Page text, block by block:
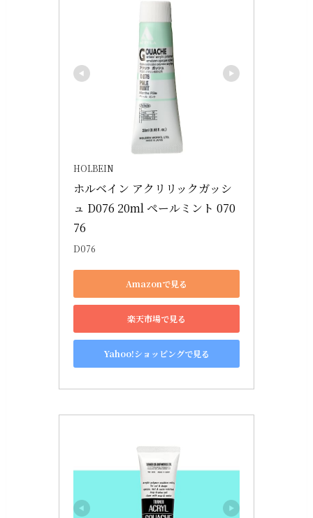
HOLBEIN
ホルベイン アクリリックガッシ
ュ D076 20ml ペールミント 070
76
D076
Amazonで見る
楽天市場で見る
Yahoo!ショッピングで見る